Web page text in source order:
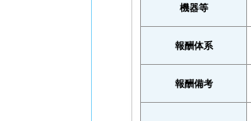
機器等
報酬体系
報酬備考